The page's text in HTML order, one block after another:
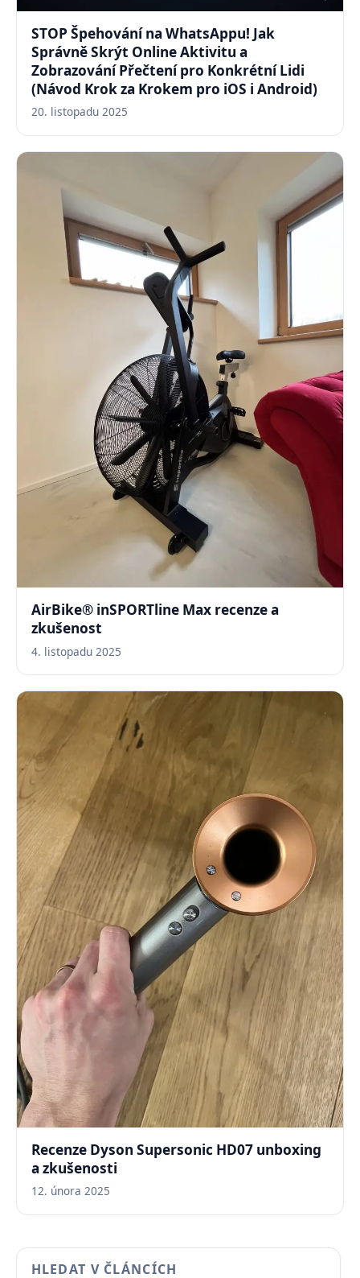
STOP Špehování na WhatsAppu! Jak
Správně Skrýt Online Aktivitu a
Zobrazování Přečtení pro Konkrétní Lidi
(Návod Krok za Krokem pro iOS i Android)
20. listopadu 2025
AirBike® inSPORTline Max recenze a
zkušenost
4. listopadu 2025
Recenze Dyson Supersonic HD07 unboxing
a zkušenosti
12. února 2025
HLEDAT V ČLÁNCÍCH